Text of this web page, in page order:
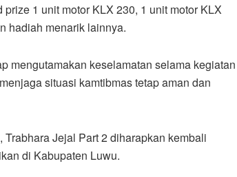
1 unit motor KLX 230, 1 unit motor KLX
hadiah menarik lainnya.
mengutamakan keselamatan selama kegiatan
situasi kamtibmas tetap aman dan
Jejal Part 2 diharapkan kembali
di Kabupaten Luwu.